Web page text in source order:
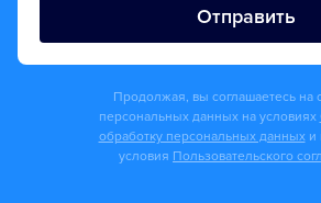
Отправить
Продолжая, вы соглашаетесь на
персональных данных на условиях
обработку персональных данных и
условия Пользовательского